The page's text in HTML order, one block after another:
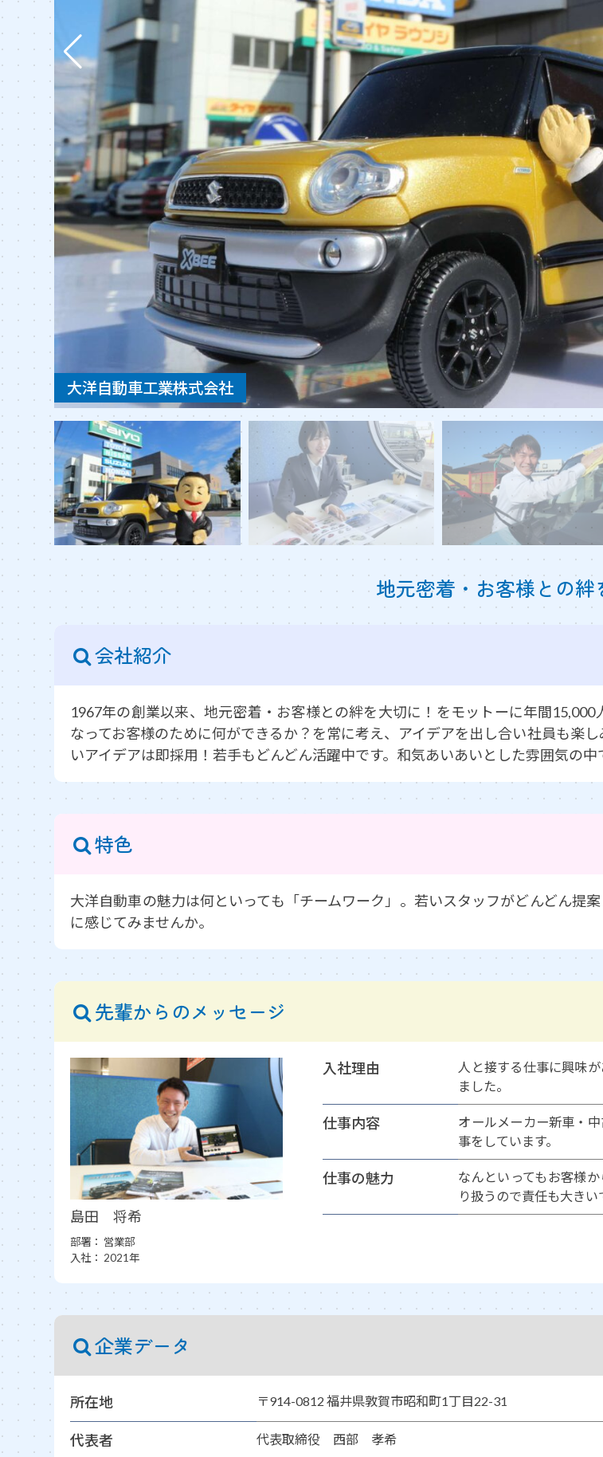
大洋自動車工業株式会社
地元密着・お客様との絆
会社紹介
1967年の創業以来、地元密着・お客様との絆を大切に！をモットーに年間
なってお客様のために何ができるか？を常に考え、アイデアを出し合い社員も楽
いアイデアは即採用！若手もどんどん活躍中です。和気あいあいとした雰囲気の中
特色
大洋自動車の魅力は何といっても「チームワーク」。若いスタッフがどんどん提
に感じてみませんか。
先輩からのメッセージ
島田 将希
部署： 営業部
入社： 2021年
入社理由
人と接する仕事に興味
ました。
仕事内容
オールメーカー新車・
事をしています。
仕事の魅力
なんといってもお客様
り扱うので責任も大き
企業データ
所在地 〒914-0812 福井県敦賀市昭和町1丁目22-31
代表者 代表取締役 西部 孝希